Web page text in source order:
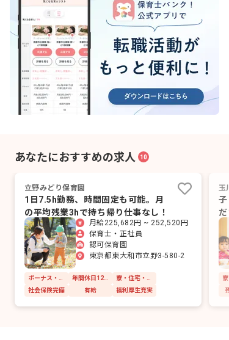
あなたにおすすめの求人 10
立野みどり保育園
1日7.5h勤務、時間固定も可能。月
の平均残業3hで持ち帰り仕事なし！
月給225,682円 ~ 252,520円
保育士・正社員
認可保育園
東京都東大和市立野3-580-2
社会保険完備
有給 福利厚生充実
玉